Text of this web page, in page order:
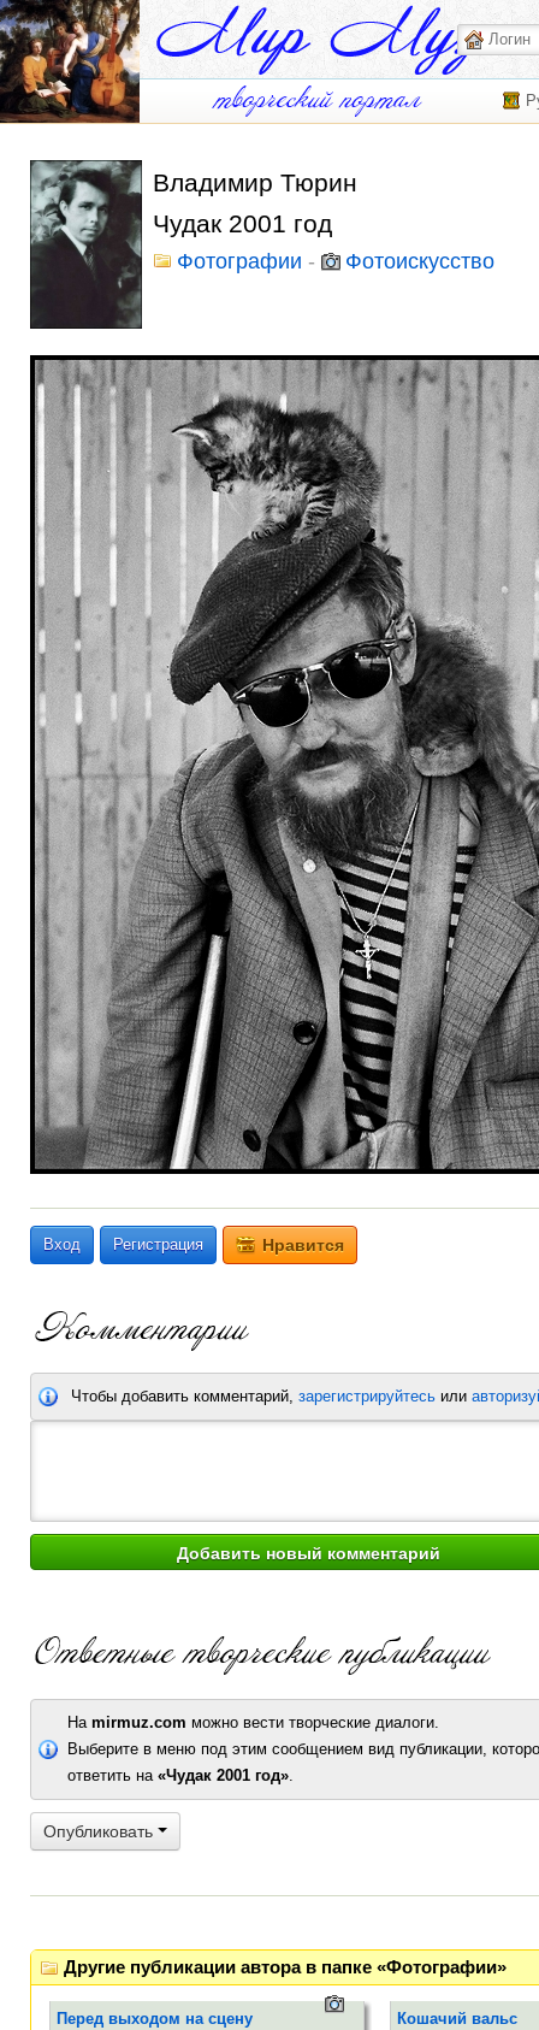
Владимир Тюрин
Чудак 2001 год
Фотографии - Фотоискусство
Вход Регистрация Нравится
Чтобы добавить комментарий, зарегистрируйтесь или
На mirmuz.com можно вести творческие диалоги.
Выберите в меню под этим сообщением вид публикации,
ответить на «Чудак 2001 год».
Опубликовать
Другие публикации автора в папке «Фотографии»
Перед выходом на сцену Кошачий вальс